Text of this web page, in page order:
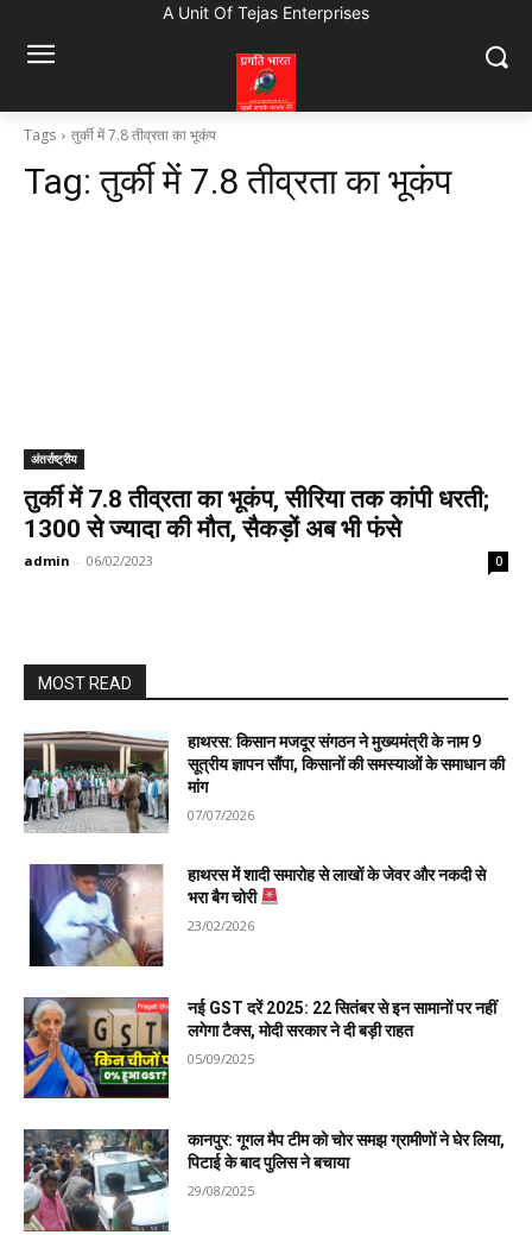
A Unit Of Tejas Enterprises
Tags तुर्की में 7.8 तीव्रता का भूकंप
Tag:तुर्की में 7.8 तीव्रता का भूकंप
अंतर्राष्ट्रीय
तुर्की में 7.8 तीव्रता का भूकंप, सीरिया तक कांपी धरती;
1300 से ज्यादा की मौत, सैकड़ों अब भी फंसे
admin - 06/02/2023 0
MOST READ
हाथरस: किसान मजदूर संगठन ने मुख्यमंत्री के नाम 9
सूत्रीय ज्ञापन सौंपा, किसानों की समस्याओं के समाधान की
मांग
07/07/2026
हाथरस में शादी समारोह से लाखों के जेवर और नकदी से
भरा बैग चोरी
23/02/2026
नई GST दरें 2025: 22 सितंबर से इन सामानों पर नहीं
लगेगा टैक्स, मोदी सरकार ने दी बड़ी राहत
05/09/2025
कानपुर: गूगल मैप टीम को चोर समझ ग्रामीणों ने घेर लिया,
पिटाई के बाद पुलिस ने बचाया
29/08/2025